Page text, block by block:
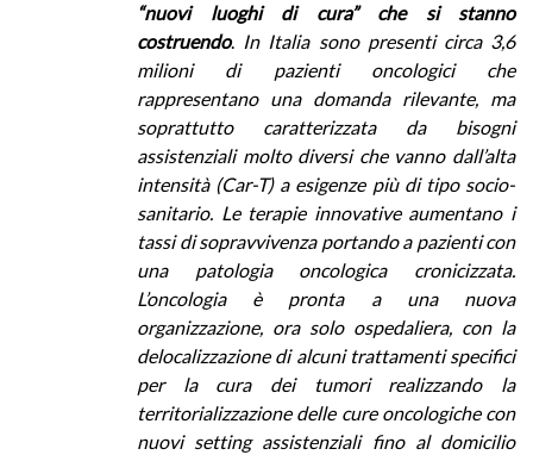
“nuovi luoghi di cura” che si stanno
costruendo. In Italia sono presenti circa 3,6
milioni di pazienti oncologici che
rappresentano una domanda rilevante, ma
soprattutto caratterizzata da bisogni
assistenziali molto diversi che vanno dall’alta
intensità (Car-T) a esigenze più di tipo socio-
sanitario. Le terapie innovative aumentano i
tassi di sopravvivenza portando a pazienti con
una patologia oncologica cronicizzata.
L’oncologia è pronta a una nuova
organizzazione, ora solo ospedaliera, con la
delocalizzazione di alcuni trattamenti specifici
per la cura dei tumori realizzando la
territorializzazione delle cure oncologiche con
nuovi setting assistenziali fino al domicilio